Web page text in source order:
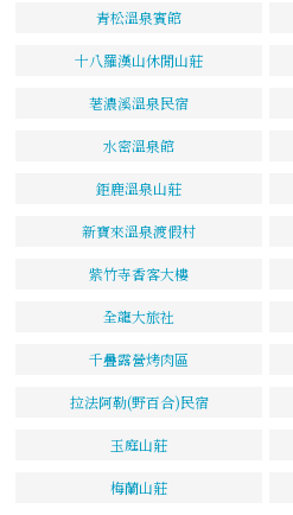
青松溫泉賓館
十八羅漢山休閒山莊
荖濃溪溫泉民宿
水密溫泉館
鉅鹿溫泉山莊
新寶來溫泉渡假村
紫竹寺香客大樓
全龍大旅社
千疊露營烤肉區
拉法阿勒(野百合)民宿
玉庭山莊
梅蘭山莊